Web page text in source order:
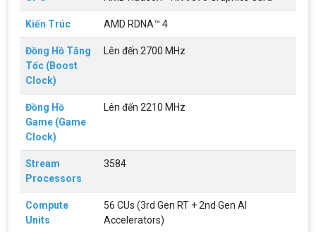
Kiến Trúc AMD RDNA™ 4
Đồng Hồ Tăng
Tốc (Boost
Clock)
Lên đến 2700 MHz
Đồng Hồ
Game (Game
Clock)
Lên đến 2210 MHz
Stream
Processors
3584
Compute
Units
56 CUs (3rd Gen RT + 2nd Gen AI
Accelerators)